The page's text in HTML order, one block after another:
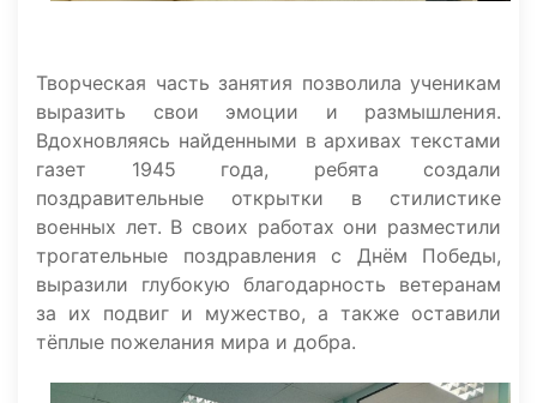
Творческая часть занятия позволила ученикам
выразить свои эмоции и размышления.
Вдохновляясь найденными в архивах текстами
газет 1945 года, ребята создали
поздравительные открытки в стилистике
военных лет. В своих работах они разместили
трогательные поздравления с Днём Победы,
выразили глубокую благодарность ветеранам
за их подвиг и мужество, а также оставили
тёплые пожелания мира и добра.